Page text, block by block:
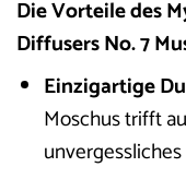
Die Vorteile des
Diffusers No. 7
Einzigartige
Moschus trifft